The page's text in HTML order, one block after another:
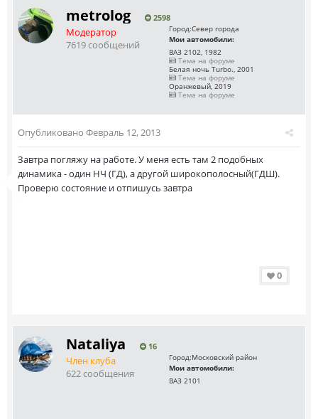
metrolog 2598
Модератор
7619 сообщений
Город:Север города
Мои автомобили:
ВАЗ 2102, 1982
Тема на форуме
Белая ночь Turbo., 2001
Тема на форуме
Оранжевый, 2019
Тема на форуме
Опубликовано Февраль 12, 2013
Завтра погляжу на работе. У меня есть там 2 подобных
динамика - один НЧ (ГД), а другой широкополосный(ГДШ).
Проверю состояние и отпишусь завтра
0
Nataliya 16
Член клуба
622 сообщения
Город:Московский район
Мои автомобили:
ВАЗ 2101